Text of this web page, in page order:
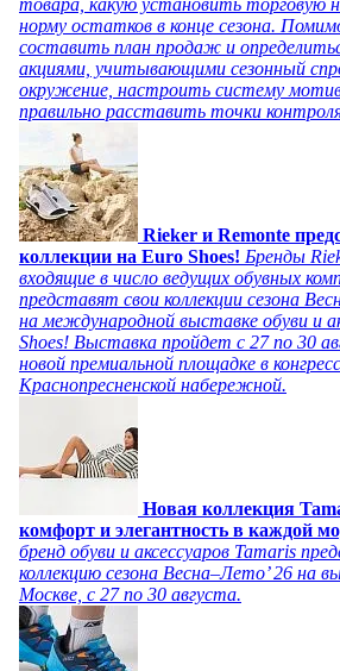
товара, какую установить торговую
норму остатков в конце сезона.
составить план продаж и
акциями, учитывающими сезонный
окружение, настроить систему
правильно расставить точки
Rieker и Remonte
коллекции на Euro Shoes! Бренды
входящие в число ведущих обувных
представят свои коллекции сезона
на международной выставке обуви и
Shoes! Выставка пройдет c 27 по 30
новой премиальной площадке в
Краснопресненской набережной.
Новая коллекция
комфорт и элегантность в каждой
бренд обуви и аксессуаров Tamaris
коллекцию сезона Весна–Лето’ 26 на
Москве, с 27 по 30 августа.